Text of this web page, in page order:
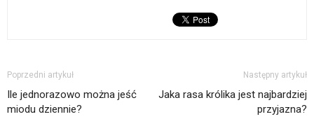
Poprzedni artykuł
Ile jednorazowo można jeść
miodu dziennie?
Następny artykuł
Jaka rasa królika jest najbardziej
przyjazna?